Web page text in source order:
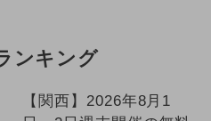
ンキング
【関西】2026年8月1